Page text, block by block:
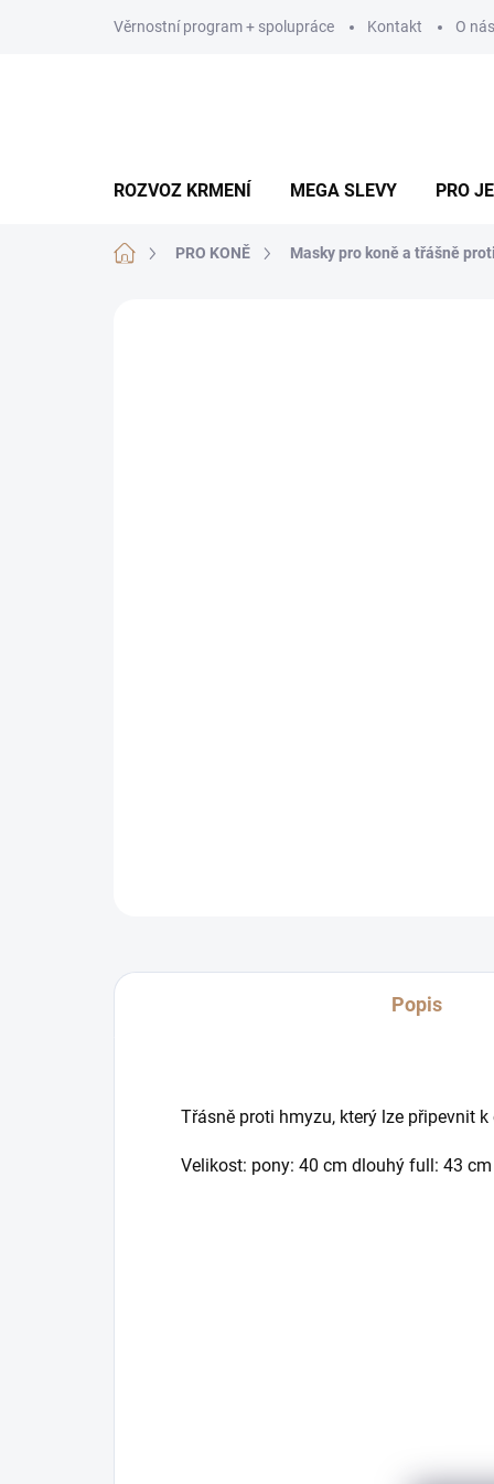
Věrnostní program + spolupráce Kontakt O nás
ROZVOZ KRMENÍ MEGA SLEVY PRO
Domů PRO KONĚ Masky pro koně a třášně
Popis
Třásně proti hmyzu, který lze připevnit
Velikost: pony: 40 cm dlouhý full: 43